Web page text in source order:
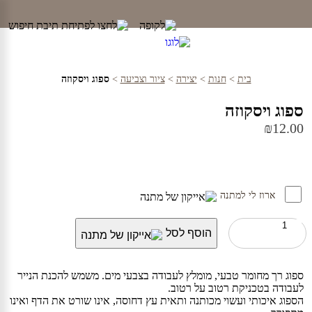
content
בית >חנות > יצירה >ציור וצביעה >ספוג ויסקוזה
ספוג ויסקוזה
₪12.00
ארוז לי למתנה
כמות
ספוג
הוסף לסל
ספוג רך מחומר טבעי, מומלץ לעבודה בצבעי מים. משמש להכנת הנייר
לעבודה בטכניקת רטוב על רטוב.
הספוג איכותי ועשוי מכותנה ותאית עץ דחוסה, אינו שורט את הדף ואינו